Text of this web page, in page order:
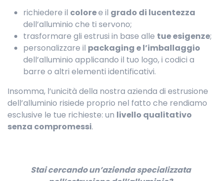
richiedere il coloree il grado di lucentezza
dell’alluminio che ti servono;
trasformare gli estrusi in base alle tue esigenze;
personalizzare il packaging e l’imballaggio
dell’alluminio applicando il tuo logo, i codici a
barre o altri elementi identificativi.
Insomma, l’unicità della nostra azienda di estrusione
dell’alluminio risiede proprio nel fatto che rendiamo
esclusive le tue richieste: un livello qualitativo
senza compromessi.
Stai cercando un’azienda specializzata